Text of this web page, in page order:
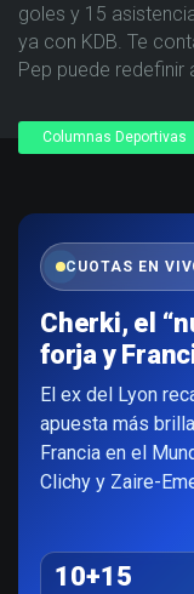
goles y 15
ya con KDB. Te
Pep puede redefinir
Columnas Deportivas
CUOTAS EN
Cherki, el
forja y
El ex del Lyon
apuesta más
Francia en el
Clichy y Zaire-
10+15